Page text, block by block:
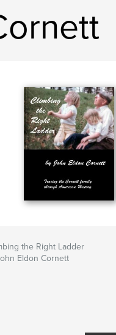
the Right Ladder
Eldon Cornett